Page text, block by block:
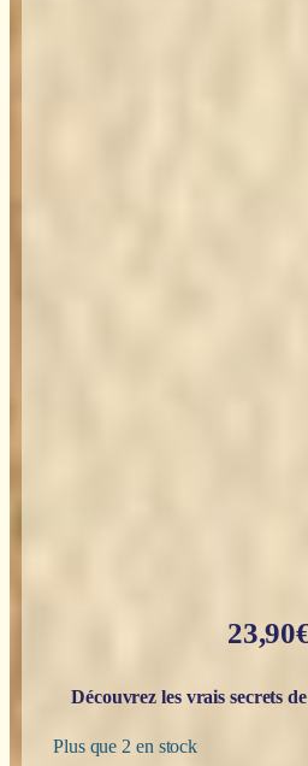
23,90
Découvrez les vrais secrets
Plus que 2 en stock